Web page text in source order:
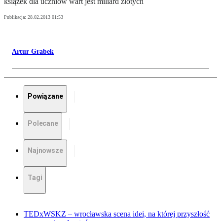
Publikacja: 28.02.2013 01:53
Artur Grabek
Powiązane
Polecane
Najnowsze
Tagi
TEDxWSKZ – wrocławska scena idei, na której przyszłość